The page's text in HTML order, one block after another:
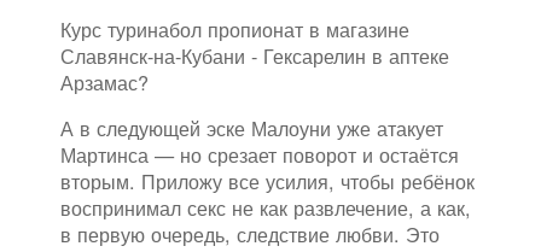
Курс туринабол пропионат в магазине
Славянск-на-Кубани - Гексарелин в аптеке
Арзамас?
А в следующей эске Малоуни уже атакует
Мартинса — но срезает поворот и остаётся
вторым. Приложу все усилия, чтобы ребёнок
воспринимал секс не как развлечение, а как,
в первую очередь, следствие любви. Это